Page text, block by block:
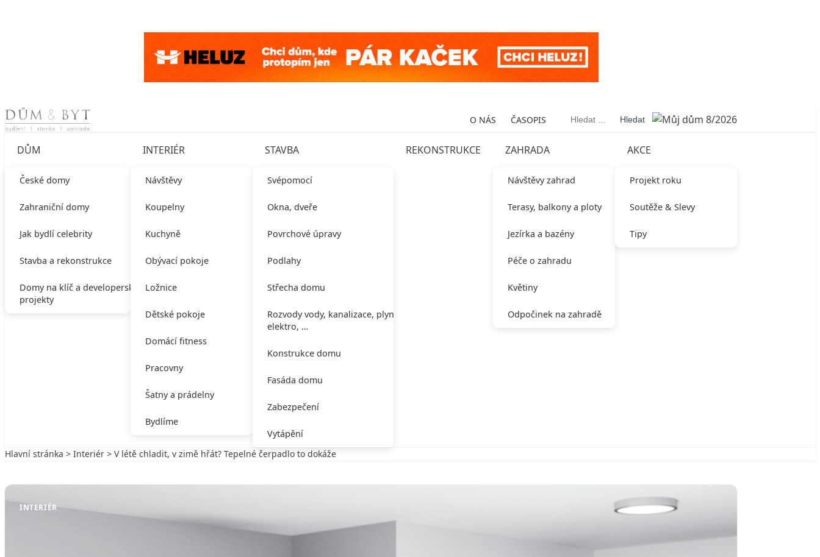
Skip to content O NÁS ČASOPIS Vyhledávání
DŮM
České domy
Zahraniční domy
Jak bydlí celebrity
Stavba a rekonstrukce
Domy na klíč a developerské
projekty
INTERIÉR
Návštěvy
Koupelny
Kuchyně
Obývací pokoje
Ložnice
Dětské pokoje
Domácí fitness
Pracovny
Šatny a prádelny
Bydlíme
STAVBA
Svépomocí
Okna, dveře
Povrchové úpravy
Podlahy
Střecha domu
Rozvody vody, kanalizace, plynu,
elektro, …
Konstrukce domu
Fasáda domu
Zabezpečení
Vytápění
REKONSTRUKCE ZAHRADA
Návštěvy zahrad
Terasy, balkony a ploty
Jezírka a bazény
Péče o zahradu
Květiny
Odpočinek na zahradě
AKCE
Projekt roku
Soutěže & Slevy
Tipy
Hlavní stránka > Interiér > V létě chladit, v zimě hřát? Tepelné čerpadlo to dokáže
INTERIÉR